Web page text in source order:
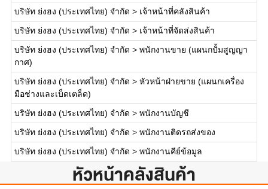
บริษัท ย่งฮง (ประเทศไทย) จำกัด > เจ้าหน้าที่คลังสินค้า
บริษัท ย่งฮง (ประเทศไทย) จำกัด > เจ้าหน้าที่จัดส่งสินค้า
บริษัท ย่งฮง (ประเทศไทย) จำกัด > พนักงานขาย (แผนกปั้มสูญญา
กาศ)
บริษัท ย่งฮง (ประเทศไทย) จำกัด > หัวหน้าฝ่ายขาย (แผนกเครื่อง
มือช่างและเบ็ดเตล็ด)
บริษัท ย่งฮง (ประเทศไทย) จำกัด > พนักงานบัญชี
บริษัท ย่งฮง (ประเทศไทย) จำกัด > พนักงานติดรถส่งของ
บริษัท ย่งฮง (ประเทศไทย) จำกัด > พนักงานคีย์ข้อมูล
หัวหน้าคลังสินค้า